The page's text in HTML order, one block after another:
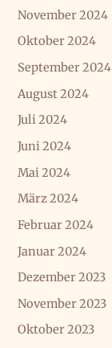
November 2024
Oktober 2024
September 2024
August 2024
Juli 2024
Juni 2024
Mai 2024
März 2024
Februar 2024
Januar 2024
Dezember 2023
November 2023
Oktober 2023